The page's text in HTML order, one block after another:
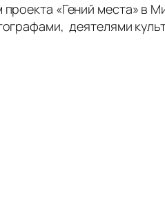
«Гений места» в
деятелями